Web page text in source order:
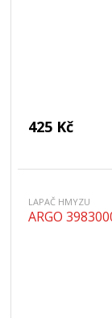
425 Kč
LAPAČ HMYZU
ARGO